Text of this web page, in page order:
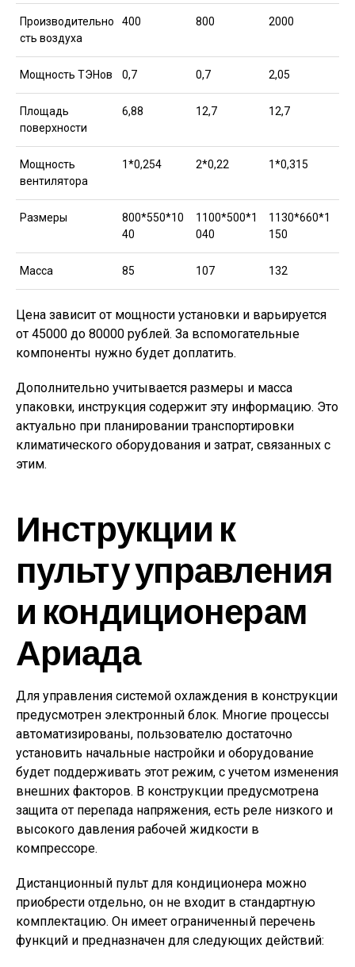
Производительно
сть воздуха
400 800 2000
Мощность ТЭНов 0,7 0,7 2,05
Площадь
поверхности
6,88 12,7 12,7
Мощность
вентилятора
1*0,254 2*0,22 1*0,315
Размеры
800*550*10
40
1100*500*1
040
1130*660*1
150
Масса 85 107 132
Цена зависит от мощности установки и варьируется
от 45000 до 80000 рублей. За вспомогательные
компоненты нужно будет доплатить.
Дополнительно учитывается размеры и масса
упаковки, инструкция содержит эту информацию. Это
актуально при планировании транспортировки
климатического оборудования и затрат, связанных с
этим.
Инструкции к
пульту управления
и кондиционерам
Ариада
Для управления системой охлаждения в конструкции
предусмотрен электронный блок. Многие процессы
автоматизированы, пользователю достаточно
установить начальные настройки и оборудование
будет поддерживать этот режим, с учетом изменения
внешних факторов. В конструкции предусмотрена
защита от перепада напряжения, есть реле низкого и
высокого давления рабочей жидкости в
компрессоре.
Дистанционный пульт для кондиционера можно
приобрести отдельно, он не входит в стандартную
комплектацию. Он имеет ограниченный перечень
функций и предназначен для следующих действий: